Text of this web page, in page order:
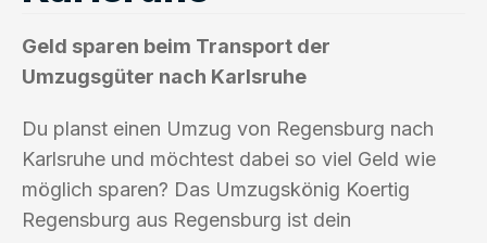
Geld sparen beim Transport der
Umzugsgüter nach Karlsruhe
Du planst einen Umzug von Regensburg nach
Karlsruhe und möchtest dabei so viel Geld wie
möglich sparen? Das Umzugskönig Koertig
Regensburg aus Regensburg ist dein